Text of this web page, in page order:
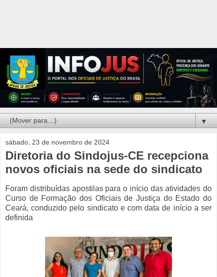
▼
sábado, 23 de novembro de 2024
Diretoria do Sindojus-CE recepciona
novos oficiais na sede do sindicato
Foram distribuídas apostilas para o início das atividades do
Curso de Formação dos Oficiais de Justiça do Estado do
Ceará, conduzido pelo sindicato e com data de início a ser
definida